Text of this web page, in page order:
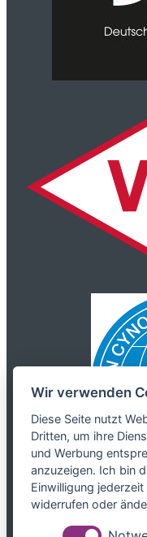
Wir verwenden
Diese Seite nutzt
Dritten, um ihre
und Werbung
anzuzeigen. Ich bin
Einwilligung
widerrufen oder